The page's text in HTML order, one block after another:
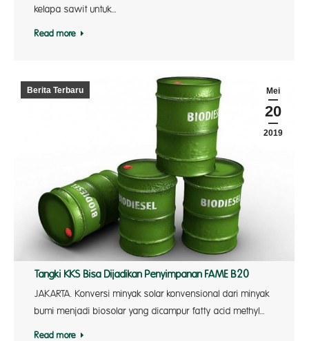
kelapa sawit untuk…
Read more
Mei
20
2019
Berita Terbaru
Tangki KKS Bisa Dijadikan Penyimpanan FAME B20
JAKARTA. Konversi minyak solar konvensional dari minyak
bumi menjadi biosolar yang dicampur fatty acid methyl…
Read more